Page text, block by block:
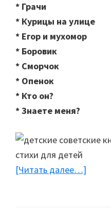
* Грачи
* Курицы на улице
* Егор и мухомор
* Боровик
* Сморчок
* Опенок
* Кто он?
* Знаете меня?
[Читать далее…]